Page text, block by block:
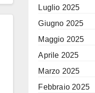
Luglio 2025
Giugno 2025
Maggio 2025
Aprile 2025
Marzo 2025
Febbraio 2025